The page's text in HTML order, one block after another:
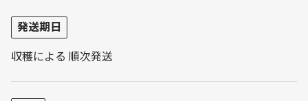
発送期日
収穫による 順次発送